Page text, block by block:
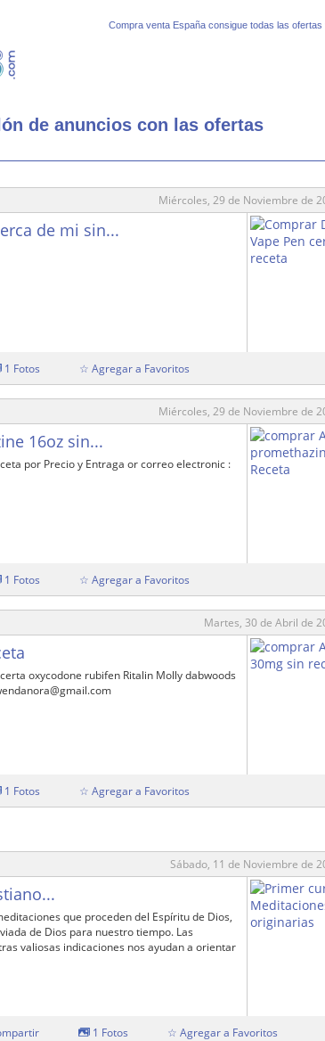
Compra venta España consigue todas las
de anuncios con las ofertas
Miércoles, 29 de Noviembre de
de mi sin...
1 Fotos ☆ Agregar a Favoritos
Miércoles, 29 de Noviembre de
16oz sin...
por Precio y Entraga or correo electronic :
1 Fotos ☆ Agregar a Favoritos
Martes, 30 de Abril de
oxycodone rubifen Ritalin Molly dabwoods
1 Fotos ☆ Agregar a Favoritos
Sábado, 11 de Noviembre de
que proceden del Espíritu de Dios,
de Dios para nuestro tiempo. Las
valiosas indicaciones nos ayudan a orientar
1 Fotos ☆ Agregar a Favoritos